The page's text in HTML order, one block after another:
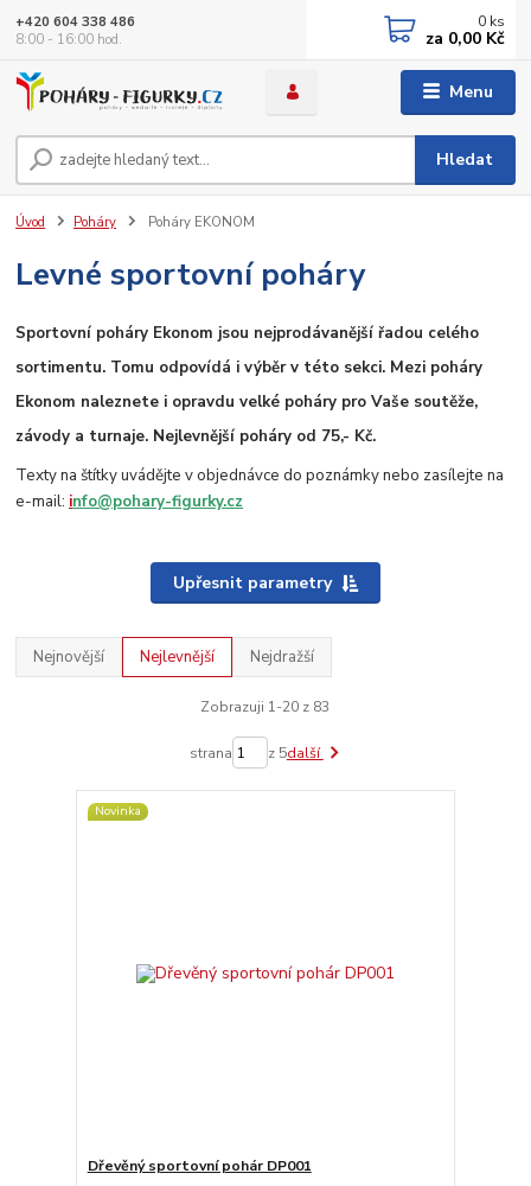
Menu
Hledat
+420 604 338 486
8:00 - 16:00 hod.
0 ks
za 0,00 Kč
Úvod Poháry Poháry EKONOM
Levné sportovní poháry
Sportovní poháry Ekonom jsou nejprodávanější řadou celého
sortimentu. Tomu odpovídá i výběr v této sekci. Mezi poháry
Ekonom naleznete i opravdu velké poháry pro Vaše soutěže,
závody a turnaje. Nejlevnější poháry od 75,- Kč.
Texty na štítky uvádějte v objednávce do poznámky nebo zasílejte na
e-mail: info@pohary-figurky.cz
Upřesnit parametry
Nejnovější Nejlevnější Nejdražší
Zobrazuji 1-20 z 83
strana z 5další
Novinka
Dřevěný sportovní pohár DP001